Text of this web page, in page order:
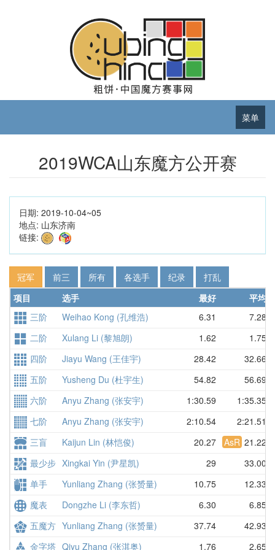
菜单
2019WCA山东魔方公开赛
日期: 2019-10-04~05
地点: 山东济南
链接:
冠军 前三 所有 各选手 纪录
打乱
项目
选手 最好 平均
三阶
Weihao Kong (孔维浩) 6.31 7.28
二阶
Xulang Li (黎旭朗) 1.62 1.75
四阶
Jiayu Wang (王佳宇) 28.42 32.66
五阶
Yusheng Du (杜宇生) 54.82 56.69
六阶
Anyu Zhang (张安宇) 1:30.59 1:35.35
七阶
Anyu Zhang (张安宇) 2:10.54 2:21.51
三盲
Kaijun Lin (林恺俊) 20.27 AsR 21.22
最少步 Xingkai Yin (尹星凯) 29 33.00
单手
Yunliang Zhang (张赟量) 10.75 12.33
魔表
Dongzhe Li (李东哲) 6.30 6.85
五魔方 Yunliang Zhang (张赟量) 37.74 42.93
金字塔 Qiyu Zhang (张淇奥) 1.76 2.65